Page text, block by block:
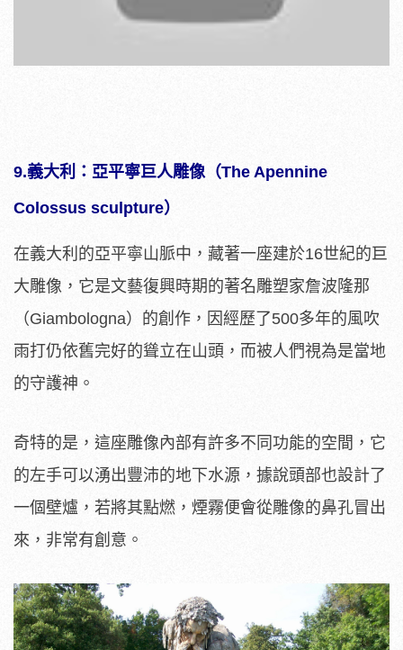
9.義大利：亞平寧巨人雕像（The Apennine
Colossus sculpture）
在義大利的亞平寧山脈中，藏著一座建於16世紀的巨
大雕像，它是文藝復興時期的著名雕塑家詹波隆那
（Giambologna）的創作，因經歷了500多年的風吹
雨打仍依舊完好的聳立在山頭，而被人們視為是當地
的守護神。
奇特的是，這座雕像內部有許多不同功能的空間，它
的左手可以湧出豐沛的地下水源，據說頭部也設計了
一個壁爐，若將其點燃，煙霧便會從雕像的鼻孔冒出
來，非常有創意。